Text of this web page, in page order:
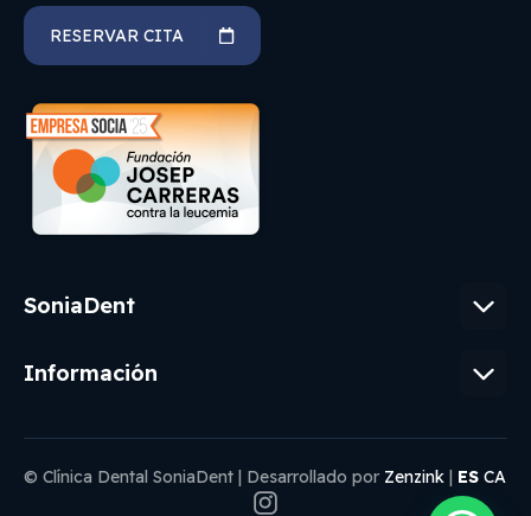
SoniaDent
Información
RESERVAR CITA
© Clínica Dental SoniaDent | Desarrollado por Zenzink | ES CA